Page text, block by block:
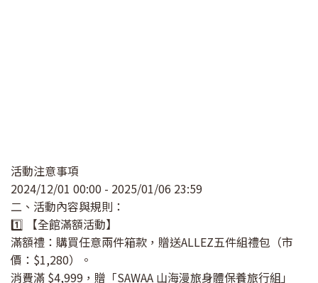
活動注意事項
2024/12/01 00:00 - 2025/01/06 23:59
二、活動內容與規則：
1️⃣ 【全館滿額活動】
滿額禮：購買任意兩件箱款，贈送ALLEZ五件組禮包（市
價：$1,280）。
消費滿 $4,999，贈「SAWAA 山海漫旅身體保養旅行組」